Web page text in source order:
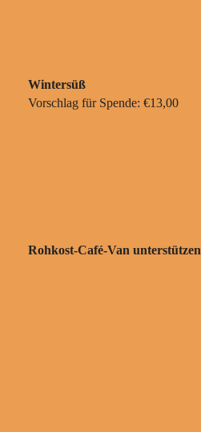
Wintersüß
Vorschlag für Spende: €13,00
Rohkost-Café-Van unterstützen